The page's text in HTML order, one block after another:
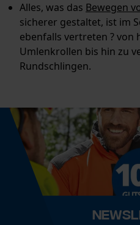
Alles, was das Bewegen
sicherer gestaltet, ist im
ebenfalls vertreten ? von
Umlenkrollen bis hin zu
Rundschlingen.